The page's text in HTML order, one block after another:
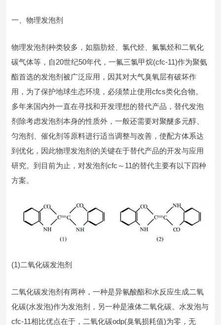
一、物理发泡剂
物理发泡剂种类较多，如脂肪烃、氯代烃、氟氯烃和二氧化
碳气体等，自20世纪50年代，一氟三氯甲烷(cfc-11)作为聚氨
酯首选的发泡剂被广泛应用，因其对大气臭氧层有破坏作
用，为了保护地球生态环境，必须禁止使用cfcs类化合物。
多年来国内外一直在寻找和开发理想的替代产品，替代发泡
剂除考虑发泡剂本身的性质外，一般还需要对聚醚多元醇、
匀泡剂、催化剂等原料进行适当调整与改善，使配方体系达
到优化，因此物理发泡剂的关键在于替代产品的开发与应用
研究。到目前为止，对发泡剂cfc～11的替代主要有以下四种
方案。
(1)二氧化碳发泡剂
二氧化碳发泡剂有两种，一种是异氰酸酯和水反应生成二氧
化碳(水发泡)作为发泡剂，另一种是液体二氧化碳。水发泡与
cfc-11相比优点在于，二氧化碳odp(臭氧损耗值)为零，无